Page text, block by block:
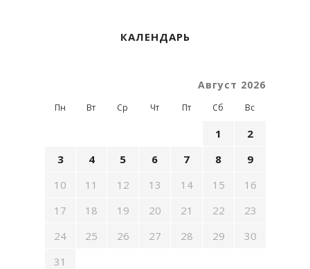
КАЛЕНДАРЬ
Август 2026
Пн Вт Ср Чт Пт Сб Вс
1
2
3
4 5 6 7 8
9
10
11 12 13 14 15
16
17
18 19 20 21 22
23
24
25 26 27 28 29
30
31